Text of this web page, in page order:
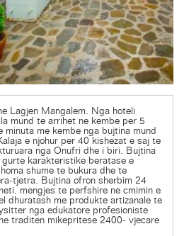
Lagjen Mangalem. Nga hoteli
mund te arrihet ne kembe per 5
minuta me kembe nga bujtina mund
e njohur per 40 kishezat e saj te
nga Onufri dhe i biri. Bujtina
karakteristike beratase e
shume te bukura dhe te
tjetra. Bujtina ofron sherbim 24
mengjes te perfshire ne cmimin e
dhuratash me produkte artizanale te
nga edukatore profesioniste
traditen mikepritese 2400- vjecare